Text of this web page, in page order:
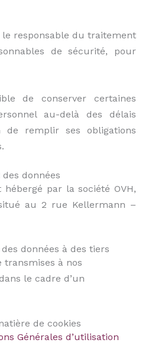
le responsable du traitement
de sécurité, pour
de conserver certaines
au-delà des délais
de remplir ses obligations
données
hébergé par la société OVH,
au 2 rue Kellermann –
données à des tiers
transmises à nos
le cadre d’un
de cookies
Générales d’utilisation